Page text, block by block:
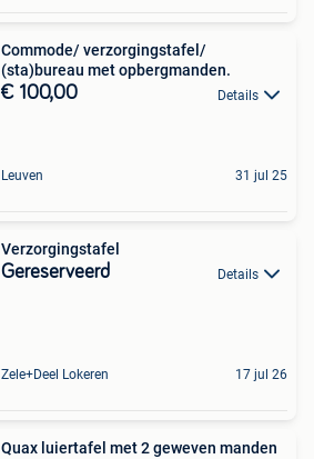
Commode/ verzorgingstafel/
(sta)bureau met opbergmanden.
€ 100,00 Details
Leuven 31 jul 25
Verzorgingstafel
Gereserveerd Details
Zele+Deel Lokeren 17 jul 26
Quax luiertafel met 2 geweven manden